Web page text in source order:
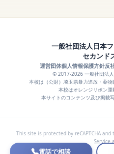
一般社団法人日本
セカンド
運営団体個人情報保護方針反
© 2017-2026 一般社団法
本校は（公財）埼玉県暴力追放・薬物
本校はオレンジリボン運
本サイトのコンテンツ及び掲載
This site is protected by reCAPTCHA and
Service
電話で相談